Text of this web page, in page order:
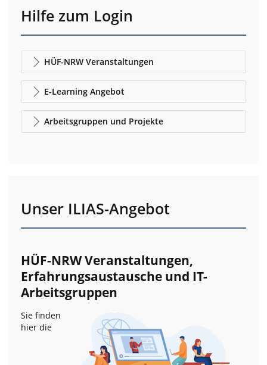
Hilfe zum Login
HÜF-NRW Veranstaltungen
E-Learning Angebot
Arbeitsgruppen und Projekte
Unser ILIAS-Angebot
HÜF-NRW Veranstaltungen,
Erfahrungsaustausche und IT-
Arbeitsgruppen
Sie finden
hier die